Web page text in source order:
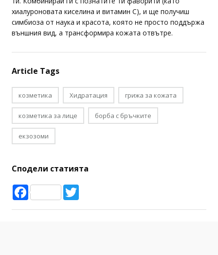
хиалуроновата киселина и витамин C), и ще получиш
симбиоза от наука и красота, която не просто поддържа
външния вид, а трансформира кожата отвътре.
Article Tags
козметика Хидратация грижа за кожата
козметика за лице борба с бръчките
екзозоми
Сподели статията
Facebook